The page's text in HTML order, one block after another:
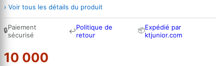
› Voir tous les détails du produit
🔒Paiement
sécurisé
↩Politique de
retour
📦Expédié par
ktjunior.com
10 000